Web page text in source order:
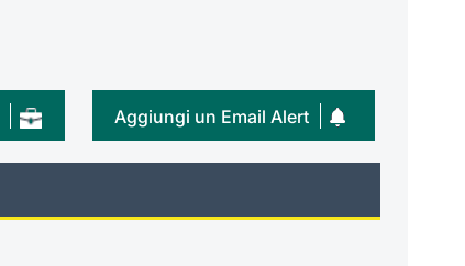
Aggiungi un Email Alert